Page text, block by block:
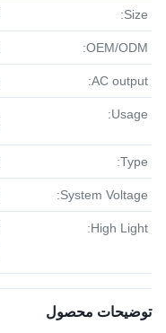
Size:
OEM/ODM:
AC output:
Usage:
Type:
System Voltage:
High Light:
توضیحات محصول